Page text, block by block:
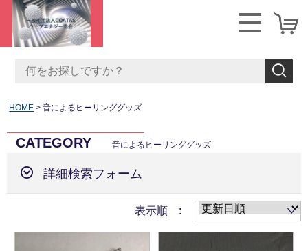
HOME 音によるヒーリンググッズ
CATEGORY 音によるヒーリンググッズ
詳細検索フォーム
表示順 :